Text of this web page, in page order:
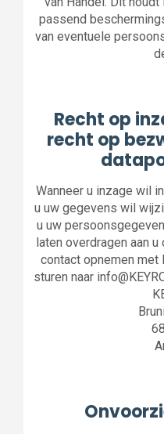
passend
van eventuele
Recht op
recht op
Wanneer u inzage wil
u uw gegevens wil
u uw
laten overdragen aan u
contact opnemen met
sturen naar